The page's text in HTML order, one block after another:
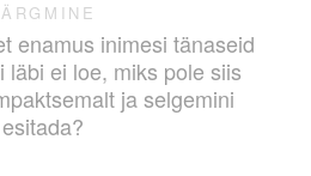
enamus inimesi tänaseid
läbi ei loe, miks pole siis
ja selgemini
esitada?